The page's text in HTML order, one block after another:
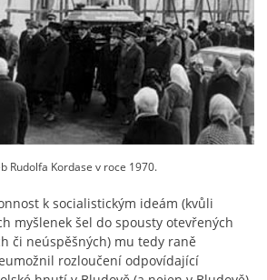
Rudolfa Kordase v roce 1970.
k socialistickým ideám (kvůli
myšlenek šel do spousty otevřených
či neúspěšných) mu tedy raně
rozloučení odpovídající